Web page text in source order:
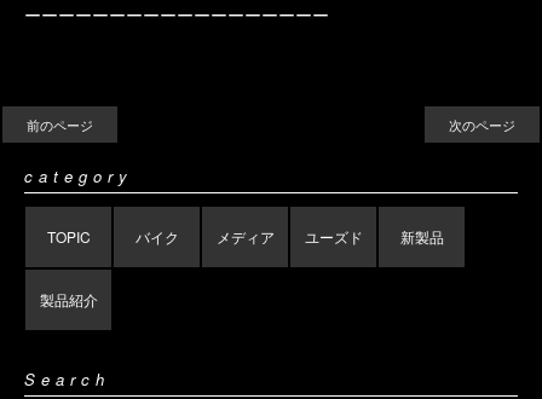
ーーーーーーーーーーーーーーーーーー
前のページ 次のページ
category
TOPIC バイク メディア ユーズド 新製品
製品紹介
Search